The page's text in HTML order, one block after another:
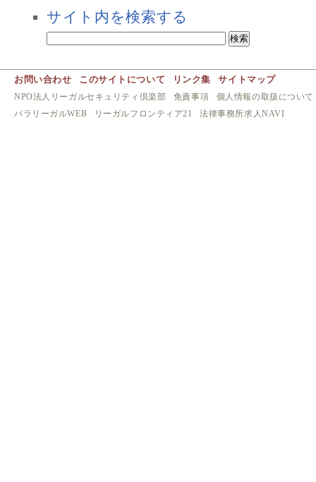
サイト内を検索する
お問い合わせ このサイトについて リンク集 サイトマップ
NPO法人リーガルセキュリティ倶楽部 免責事項
個人情報の取扱について
パラリーガルWEB
リーガルフロンティア21 法律事務所求人NAVI